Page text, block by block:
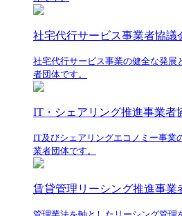
社宅代行サービス事業者協議
社宅代行サービス事業の健全な発展
者団体です。
IT・シェアリング推進事業者
IT及びシェアリングエコノミー事業
業者団体です。
賃貸管理リーシング推進事業